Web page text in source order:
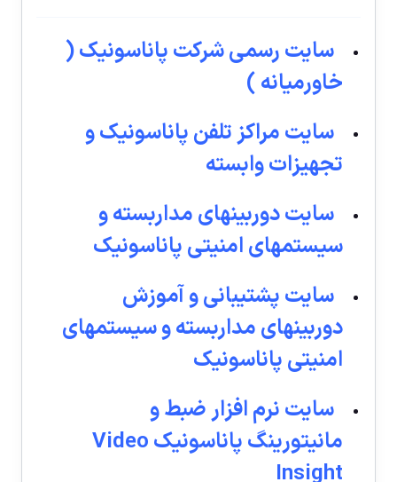
سایت رسمى شرکت پاناسونیک (
خاورميانه )
سایت مراکز تلفن پاناسونیک و
تجهیزات وابسته
سایت دوربینهاى مداربسته و
سیستمهاى امنیتى پاناسونیک
سايت پشتيبانی و آموزش
دوربينهای مداربسته و سيستمهای
امنيتی پاناسونيک
سایت نرم افزار ضبط و
مانیتورینگ پاناسونیک Video
Insight